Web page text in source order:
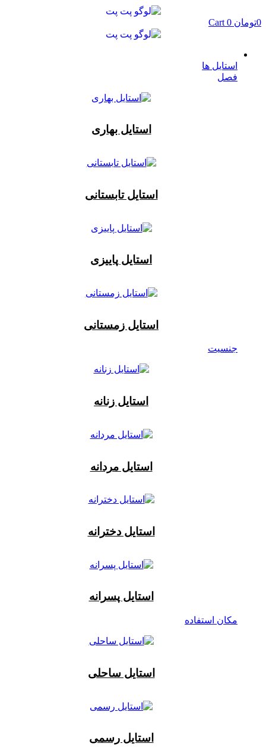
به
0تومان 0
Cart
استایل ها
فصل
استایل بهاری
استایل تابستانی
استایل پاییزی
استایل زمستانی
جنسیت
استایل زنانه
استایل مردانه
استایل دخترانه
استایل پسرانه
مکان استفاده
استایل ساحلی
استایل رسمی